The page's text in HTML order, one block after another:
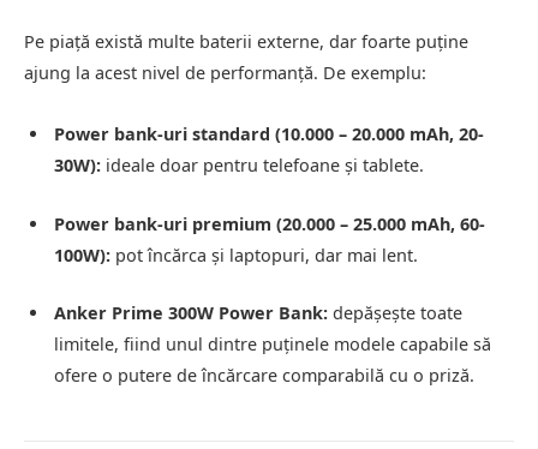
Pe piață există multe baterii externe, dar foarte puține
ajung la acest nivel de performanță. De exemplu:
Power bank-uri standard (10.000 – 20.000 mAh, 20-
30W): ideale doar pentru telefoane și tablete.
Power bank-uri premium (20.000 – 25.000 mAh, 60-
100W): pot încărca și laptopuri, dar mai lent.
Anker Prime 300W Power Bank: depășește toate
limitele, fiind unul dintre puținele modele capabile să
ofere o putere de încărcare comparabilă cu o priză.